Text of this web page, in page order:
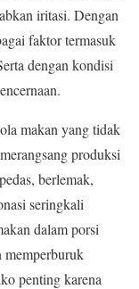
iritasi. Dengan
faktor termasuk
dengan kondisi
makan yang tidak
produksi
berlemak,
seringkali
dalam porsi
memperburuk
penting karena